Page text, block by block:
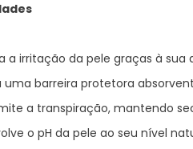
da pele graças à sua
barreira protetora
a transpiração, mantendo
o pH da pele ao seu nível